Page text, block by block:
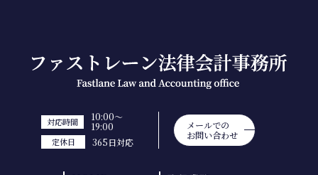
対応時間
10:00～
19:00
定休日 365日対応
メールでの
お問い合わせ